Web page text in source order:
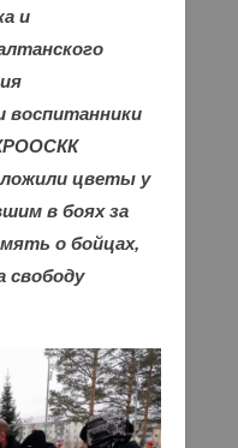
и
воспитанники
цветы у
в боях за
о бойцах,
свободу